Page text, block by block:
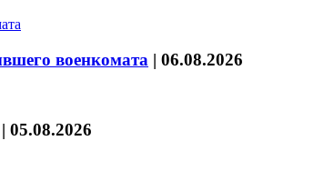
военкомата | 06.08.2026
| 05.08.2026